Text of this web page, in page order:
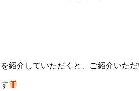
紹介していただくと、ご紹介いた